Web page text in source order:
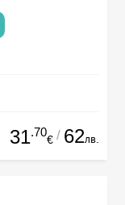
31.70
€ / 62лв.